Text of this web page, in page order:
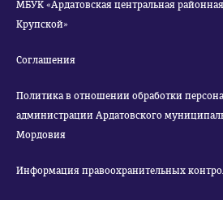
МБУК «Ардатовская центральная
Крупской»
Соглашения
Политика в отношении обработки
администрации Ардатовского
Мордовия
Информация правоохранительных